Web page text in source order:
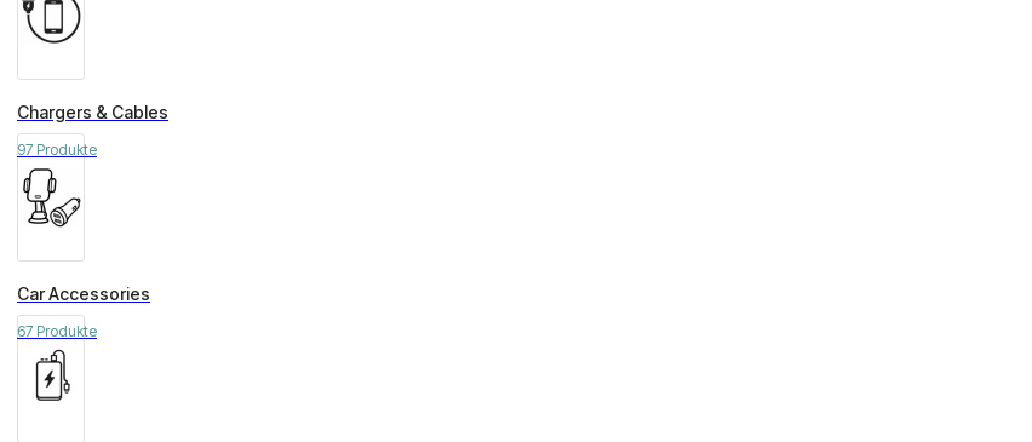
Chargers & Cables
97 Produkte
Car Accessories
67 Produkte